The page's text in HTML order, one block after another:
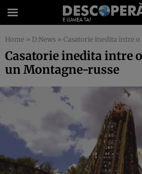
Home » D:News » Casatorie inedita intre o
Casatorie inedita intre
un Montagne-russe